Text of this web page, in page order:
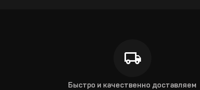
Быстро и качественно доставляем